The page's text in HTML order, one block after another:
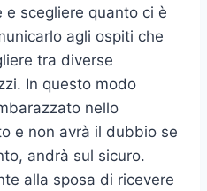
e scegliere quanto ci è
agli ospiti che
tra diverse
In questo modo
nello
e non avrà il dubbio se
andrà sul sicuro.
alla sposa di ricevere